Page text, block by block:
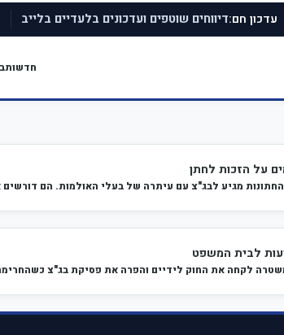
עדכון חם:דיווחים שוטפים ועדכונים בלעדיים בלייב
חדשות
על הזכות לחתן
מגיע לבג"צ עם עיתרה של בעלי האולמות. הם
לבית המשפט
לקחה את החוק לידיים והפרה את פסיקת בג"צ